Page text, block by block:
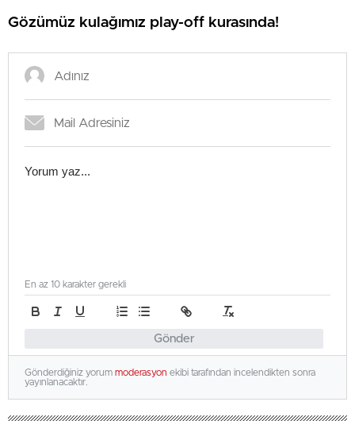
Gözümüz kulağımız play-off kurasında!
Gönder
En az 10 karakter gerekli
Gönderdiğiniz yorum moderasyon ekibi tarafından incelendikten sonra
yayınlanacaktır.